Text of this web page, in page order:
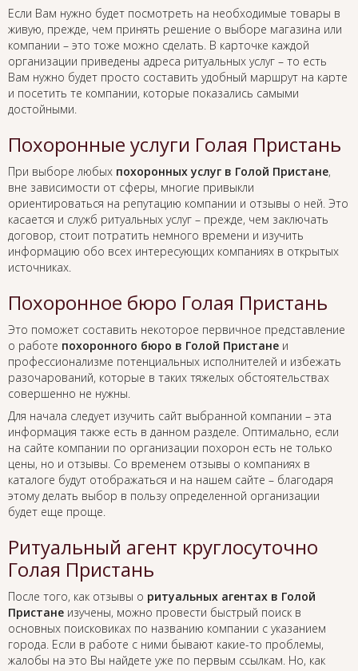
Если Вам нужно будет посмотреть на необходимые товары в
живую, прежде, чем принять решение о выборе магазина или
компании – это тоже можно сделать. В карточке каждой
организации приведены адреса ритуальных услуг – то есть
Вам нужно будет просто составить удобный маршрут на карте
и посетить те компании, которые показались самыми
достойными.
Похоронные услуги Голая Пристань
При выборе любых похоронных услуг в Голой Пристане,
вне зависимости от сферы, многие привыкли
ориентироваться на репутацию компании и отзывы о ней. Это
касается и служб ритуальных услуг – прежде, чем заключать
договор, стоит потратить немного времени и изучить
информацию обо всех интересующих компаниях в открытых
источниках.
Похоронное бюро Голая Пристань
Это поможет составить некоторое первичное представление
о работе похоронного бюро в Голой Пристане и
профессионализме потенциальных исполнителей и избежать
разочарований, которые в таких тяжелых обстоятельствах
совершенно не нужны.
Для начала следует изучить сайт выбранной компании – эта
информация также есть в данном разделе. Оптимально, если
на сайте компании по организации похорон есть не только
цены, но и отзывы. Со временем отзывы о компаниях в
каталоге будут отображаться и на нашем сайте – благодаря
этому делать выбор в пользу определенной организации
будет еще проще.
Ритуальный агент круглосуточно
Голая Пристань
После того, как отзывы о ритуальных агентах в Голой
Пристане изучены, можно провести быстрый поиск в
основных поисковиках по названию компании с указанием
города. Если в работе с ними бывают какие-то проблемы,
жалобы на это Вы найдете уже по первым ссылкам. Но, как